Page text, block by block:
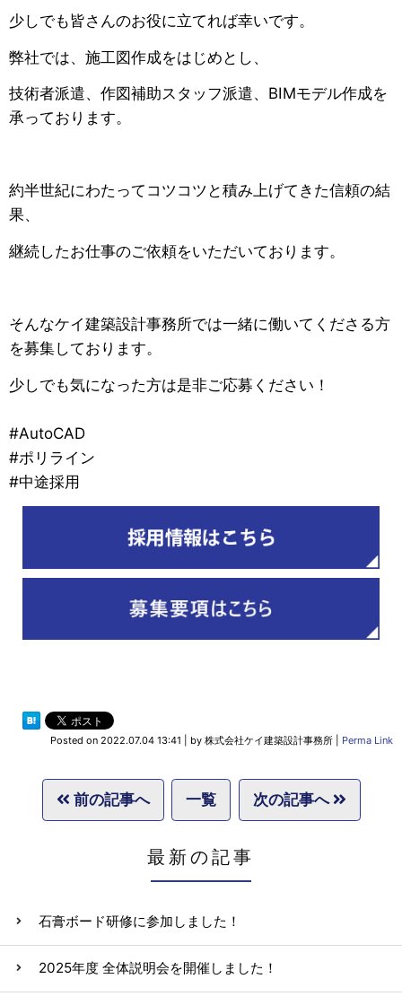
少しでも皆さんのお役に立てれば幸いです。
弊社では、施工図作成をはじめとし、
技術者派遣、作図補助スタッフ派遣、BIMモデル作成を
承っております。
約半世紀にわたってコツコツと積み上げてきた信頼の結
果、
継続したお仕事のご依頼をいただいております。
そんなケイ建築設計事務所では一緒に働いてくださる方
を募集しております。
少しでも気になった方は是非ご応募ください！
#AutoCAD
#ポリライン
#中途採用
Posted on 2022.07.04 13:41 by 株式会社ケイ建築設計事務所 Perma Link
前の記事へ 一覧 次の記事へ
最新の記事
石膏ボード研修に参加しました！
2025年度 全体説明会を開催しました！